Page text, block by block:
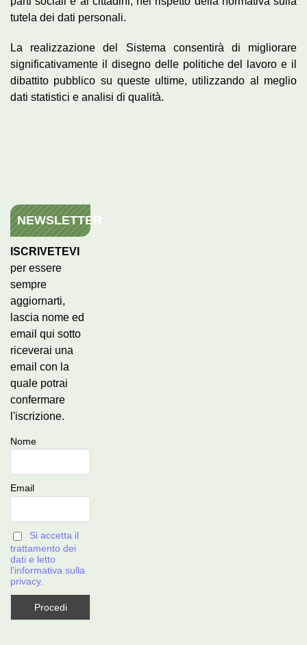
tutela dei dati personali.
La realizzazione del Sistema consentirà di migliorare
significativamente il disegno delle politiche del lavoro e il
dibattito pubblico su queste ultime, utilizzando al meglio
dati statistici e analisi di qualità.
NEWSLETTER
ISCRIVETEVI
per essere
sempre
aggiornarti,
lascia nome ed
email qui sotto
riceverai una
email con la
quale potrai
confermare
l'iscrizione.
Nome
Email
Si accetta il
trattamento dei
dati e letto
l'informativa sulla
privacy.